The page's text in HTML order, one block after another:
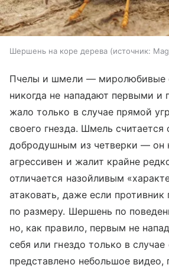
Шершень на коре дерева источник:
Пчелы и шмели — миролюбивые
никогда не нападают первыми и
жало только в случае прямой
своего гнезда. Шмель
добродушным из четверки — он
агрессивен и жалит крайне
отличается назойливым
атаковать, даже если противник
по размеру. Шершень по
но, как правило, первым не
себя или гнездо только в
представлено небольшое